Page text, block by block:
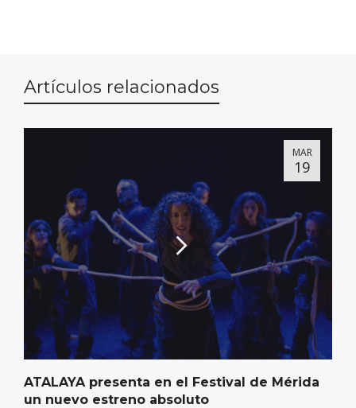
Artículos relacionados
MAR
19
ATALAYA presenta en el Festival de Mérida
un nuevo estreno absoluto